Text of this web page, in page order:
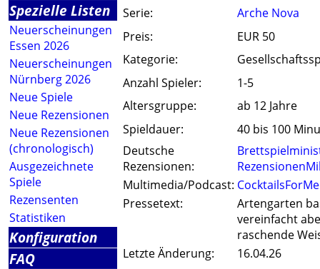
Spezielle Listen
Neuerscheinungen
Essen 2026
Neuerscheinungen
Nürnberg 2026
Neue Spiele
Neue Rezensionen
Neue Rezensionen
(chronologisch)
Ausgezeichnete
Spiele
Rezensenten
Statistiken
Konfiguration
FAQ
Serie:
Arche Nova
Preis:
EUR 50
Kategorie:
Anzahl Spieler:
1-5
Altersgruppe:
ab 12 Jahre
Spieldauer:
40 bis 100
Deutsche
Rezensionen:
Multimedia/Podcast:
Pressetext:
Artengarten
vereinfacht
raschende
Letzte Änderung:
16.04.26